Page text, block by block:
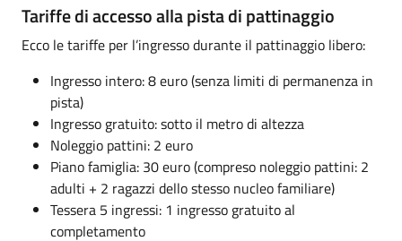
Tariffe di accesso alla pista di pattinaggio
Ecco le tariffe per l’ingresso durante il pattinaggio libero:
Ingresso intero: 8 euro (senza limiti di permanenza in
pista)
Ingresso gratuito: sotto il metro di altezza
Noleggio pattini: 2 euro
Piano famiglia: 30 euro (compreso noleggio pattini: 2
adulti + 2 ragazzi dello stesso nucleo familiare)
Tessera 5 ingressi: 1 ingresso gratuito al
completamento